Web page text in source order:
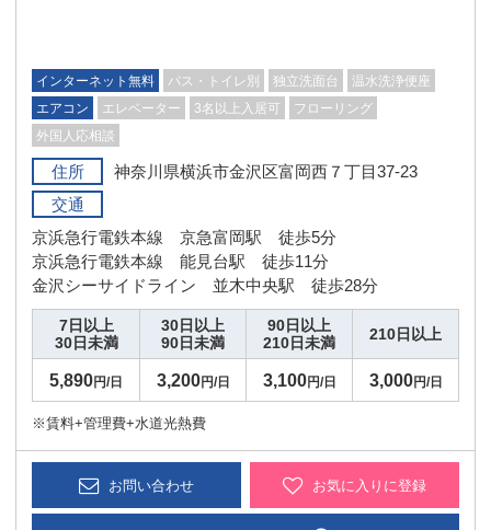
インターネット無料 バス・トイレ別 独立洗面台
温水洗浄便座
エアコン
エレベーター 3名以上入居可
フローリング
外国人応相談
住所
神奈川県横浜市金沢区富岡西７丁目37-23
交通
京浜急行電鉄本線 京急富岡駅 徒歩5分
京浜急行電鉄本線 能見台駅 徒歩11分
金沢シーサイドライン 並木中央駅 徒歩28分
7日以上
30日未満
30日以上
90日未満
90日以上
210日未満
210日以上
5,890円/日 3,200円/日 3,100円/日 3,000円/日
※賃料+管理費+水道光熱費
お問い合わせ お気に入りに登録